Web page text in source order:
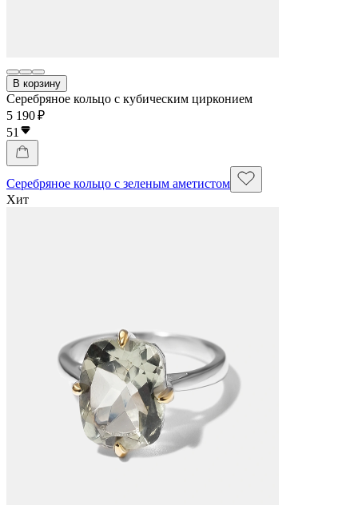
В корзину
Серебряное кольцо с кубическим цирконием
5 190 ₽
51
Серебряное кольцо с зеленым аметистом
Хит